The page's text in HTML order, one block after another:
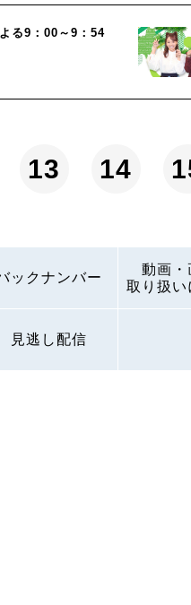
る9：00～9：54
13 14
ックナンバー
動画・
取り扱い
見逃し配信